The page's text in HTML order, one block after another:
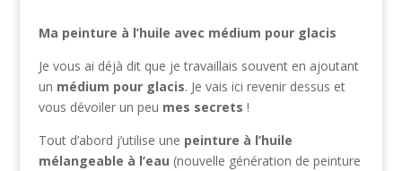
Ma peinture à l’huile avec médium pour glacis
Je vous ai déjà dit que je travaillais souvent en ajoutant
un médium pour glacis. Je vais ici revenir dessus et
vous dévoiler un peu mes secrets !
Tout d’abord j’utilise une peinture à l’huile
mélangeable à l’eau (nouvelle génération de peinture